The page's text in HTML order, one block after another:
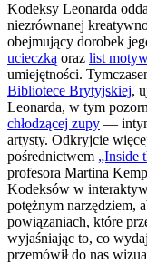
Kodeksy Leonarda
niezrównanej
obejmujący dorobek
ucieczką oraz list
umiejętności.
Bibliotece Brytyjskiej,
Leonarda, w tym
chłodzącej zupy —
artysty. Odkryjcie
pośrednictwem „Inside
profesora Martina
Kodeksów w
potężnym narzędziem,
powiązaniach, które
wyjaśniając to, co
przemówił do nas